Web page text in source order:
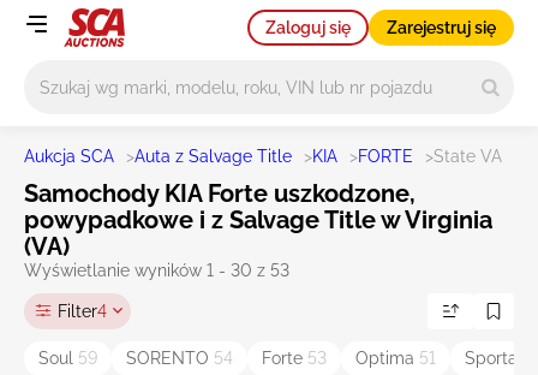
Zaloguj się Zarejestruj się
Aukcja SCA >Auta z Salvage Title >KIA >FORTE >State VA
Samochody KIA Forte uszkodzone,
powypadkowe i z Salvage Title w Virginia
(VA)
Wyświetlanie wyników 1 - 30 z 53
Filter4
Soul 59 SORENTO 54 Forte 53 Optima 51